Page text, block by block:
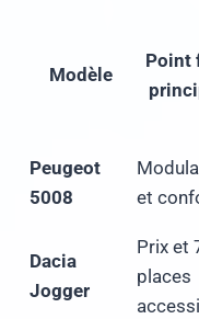
Modèle
Point
Peugeot
5008
et
Dacia
Jogger
Prix et
places